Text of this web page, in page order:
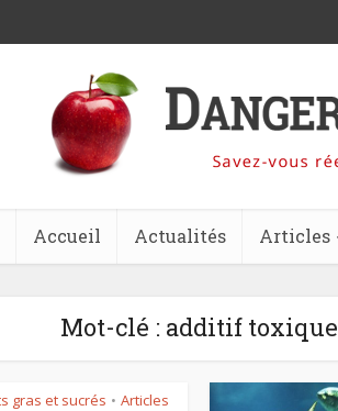
Accueil Actualités Articles
Mot-clé : additif toxique
gras et sucrés • Articles